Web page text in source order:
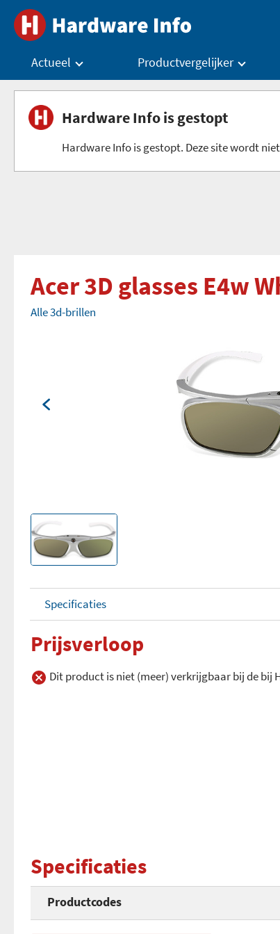
Actueel Productvergelijker
Hardware Info is gestopt
Hardware Info is gestopt. Deze site wordt
Acer 3D glasses E4w
Alle 3d-brillen
Specificaties
Prijsverloop
Dit product is niet (meer) verkrijgbaar bij de bij
Specificaties
Productcodes